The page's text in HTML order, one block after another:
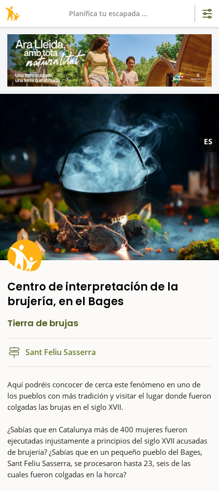
ES
Centro de interpretación de la
brujería, en el Bages
Tierra de brujas
Sant Feliu Sasserra
Aquí podréis concocer de cerca este fenómeno en uno de
los pueblos con más tradición y visitar el lugar donde fueron
colgadas las brujas en el siglo XVII.
¿Sabías que en Catalunya más de 400 mujeres fueron
ejecutadas injustamente a principios del siglo XVII acusadas
de brujería? ¿Sabías que en un pequeño pueblo del Bages,
Sant Feliu Sasserra, se procesaron hasta 23, seis de las
cuales fueron colgadas en la horca?
Planifica tu escapada ...